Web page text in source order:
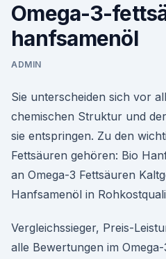
Omega-3-
hanfsamenöl
ADMIN
Sie unterscheiden sich vor
chemischen Struktur und
sie entspringen. Zu den
Fettsäuren gehören: Bio
an Omega-3 Fettsäuren
Hanfsamenöl in
Vergleichssieger, Preis-
alle Bewertungen im